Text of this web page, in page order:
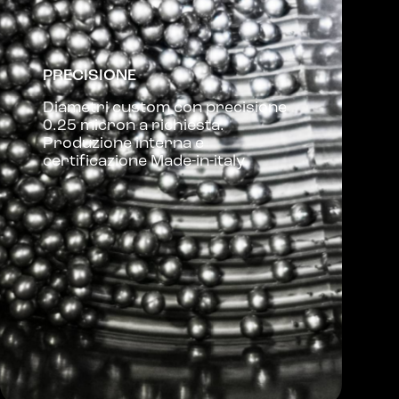
PRECISIONE
Diametri custom con precisione
0.25 micron a richiesta.
Produzione interna e
certificazione Made-in-italy.